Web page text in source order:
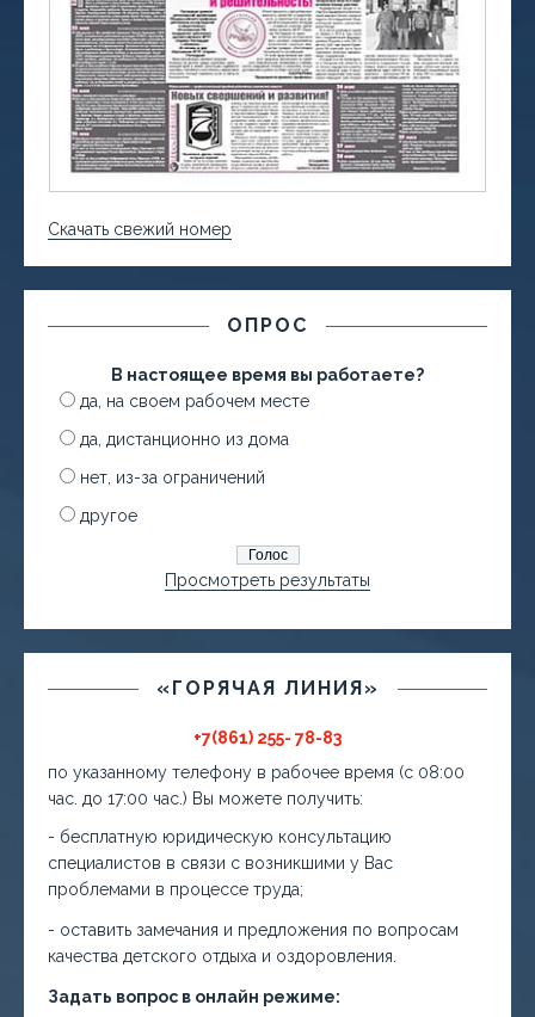
Скачать свежий номер
ОПРОС
В настоящее время вы работаете?
да, на своем рабочем месте
да, дистанционно из дома
нет, из-за ограничений
другое
Просмотреть результаты
«ГОРЯЧАЯ ЛИНИЯ»
+7(861) 255- 78-83
по указанному телефону в рабочее время (с 08:00
час. до 17:00 час.) Вы можете получить:
- бесплатную юридическую консультацию
специалистов в связи с возникшими у Вас
проблемами в процессе труда;
- оставить замечания и предложения по вопросам
качества детского отдыха и оздоровления.
Задать вопрос в онлайн режиме: